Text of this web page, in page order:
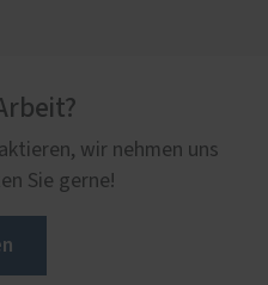
wir nehmen uns
Sie gerne!